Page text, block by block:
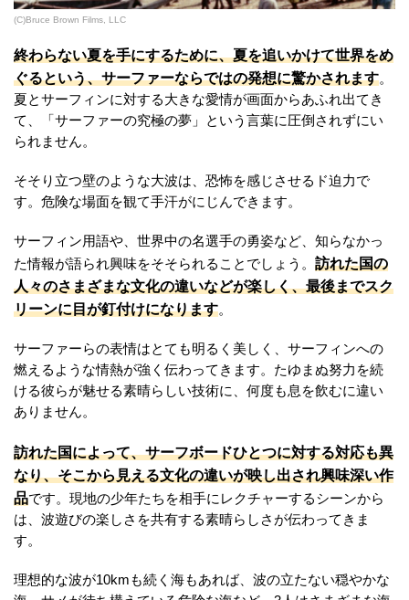
(C)Bruce Brown Films, LLC
終わらない夏を手にするために、夏を追いかけて世界をめ
ぐるという、サーファーならではの発想に驚かされます。
夏とサーフィンに対する大きな愛情が画面からあふれ出てき
て、「サーファーの究極の夢」という言葉に圧倒されずにい
られません。
そそり立つ壁のような大波は、恐怖を感じさせるド迫力で
す。危険な場面を観て手汗がにじんできます。
サーフィン用語や、世界中の名選手の勇姿など、知らなかっ
た情報が語られ興味をそそられることでしょう。 訪れた国の
人々のさまざまな文化の違いなどが楽しく、最後までスク
リーンに目が釘付けになります。
サーファーらの表情はとても明るく美しく、サーフィンへの
燃えるような情熱が強く伝わってきます。たゆまぬ努力を続
ける彼らが魅せる素晴らしい技術に、何度も息を飲むに違い
ありません。
訪れた国によって、サーフボードひとつに対する対応も異
なり、そこから見える文化の違いが映し出され興味深い作
品です。現地の少年たちを相手にレクチャーするシーンから
は、波遊びの楽しさを共有する素晴らしさが伝わってきま
す。
理想的な波が10kmも続く海もあれば、波の立たない穏やかな